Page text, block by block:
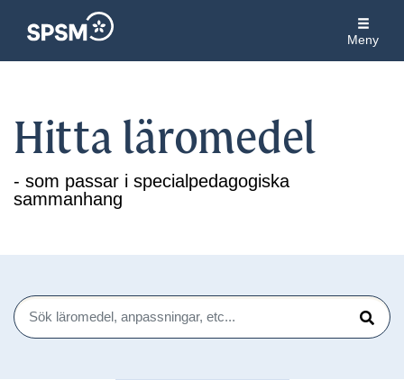
Meny
Hitta läromedel
- som passar i specialpedagogiska
sammanhang
Sök
Sök